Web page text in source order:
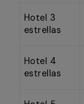
Hotel 3
estrellas
Hotel 4
estrellas